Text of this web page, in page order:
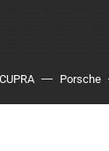
CUPRA Porsche